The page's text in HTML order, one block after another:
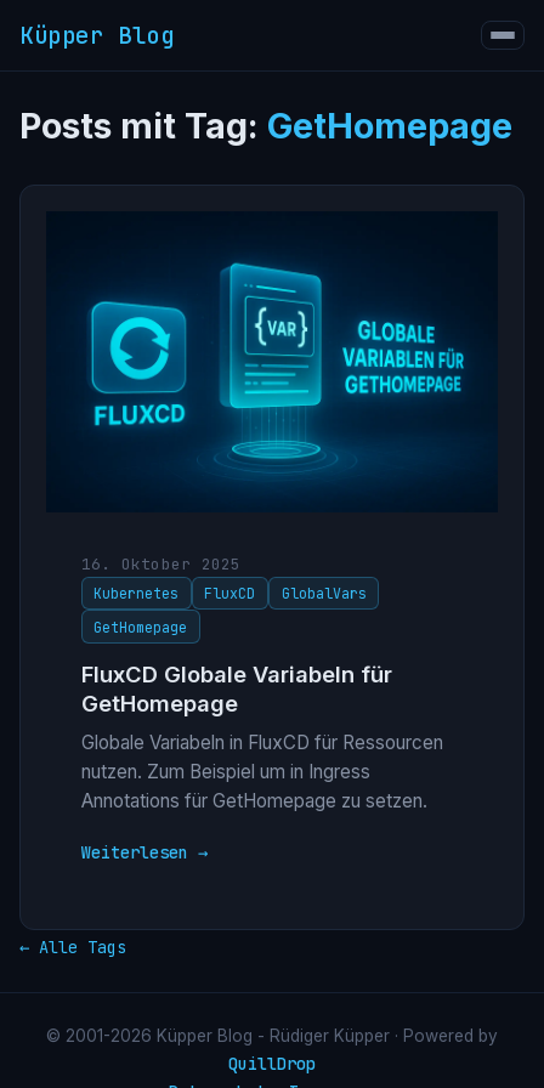
Küpper Blog
Posts mit Tag: GetHomepage
16. Oktober 2025
Kubernetes FluxCD
GlobalVars
GetHomepage
FluxCD Globale Variabeln für
GetHomepage
Globale Variabeln in FluxCD für Ressourcen
nutzen. Zum Beispiel um in Ingress
Annotations für GetHomepage zu setzen.
Weiterlesen →
← Alle Tags
© 2001-2026 Küpper Blog - Rüdiger Küpper · Powered by
QuillDrop